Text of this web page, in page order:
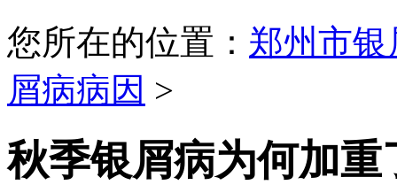
您所在的位置： 郑州市
屑病病因 >
秋季银屑病为何加重